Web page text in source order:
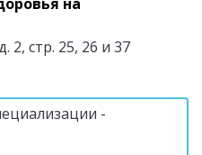
2, стр. 25, 26 и 37
-